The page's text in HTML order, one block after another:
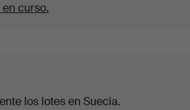
curso.
los lotes en Suecia.